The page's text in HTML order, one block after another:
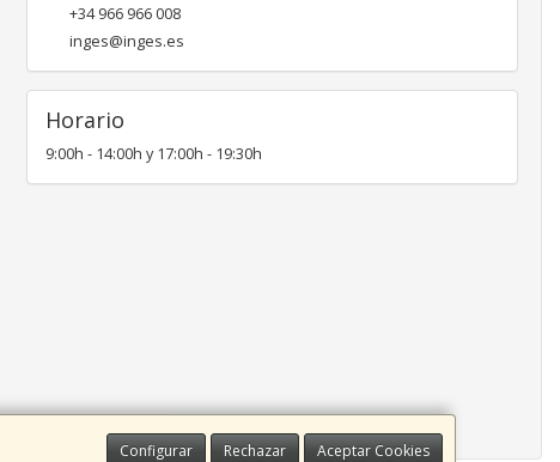
Configurar Rechazar Aceptar Cookies
+34 966 966 008
inges@inges.es
Horario
9:00h - 14:00h y 17:00h - 19:30h